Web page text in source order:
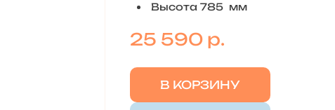
Высота 785 мм
25 590 р.
В КОРЗИНУ